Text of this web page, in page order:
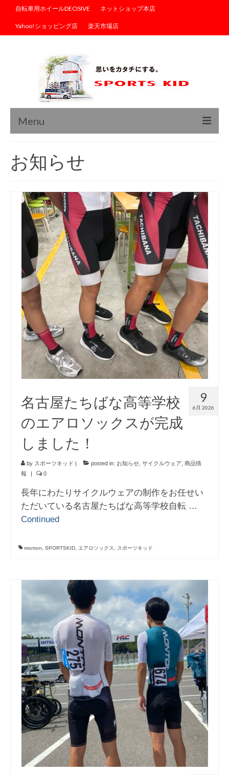
自転車用ホイールDECISIVE ネットショップ本店
Yahoo!ショッピング店 楽天市場店
Menu
ブログ
商品情報
サイクルウェア
お知らせ
イベント/出店情報
アクセス・営業時間
お問い合わせ
オーダージャージ
スポーツキッド ホーム
お知らせ
9
6月 2026
名古屋たちばな高等学校
のエアロソックスが完成
しました！
by スポーツキッド | posted in: お知らせ サイクルウェア 商品情
報
| 0
長年にわたりサイクルウェアの制作をお任せい
ただいている名古屋たちばな高等学校自転 …
Continued
monton SPORTSKID エアロソックス スポーツキッド